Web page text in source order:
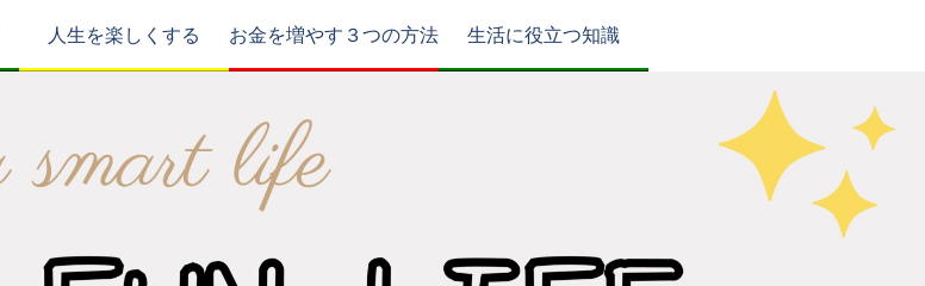
人生を楽しくする お金を増やす３つの方法 生活に役立つ知識